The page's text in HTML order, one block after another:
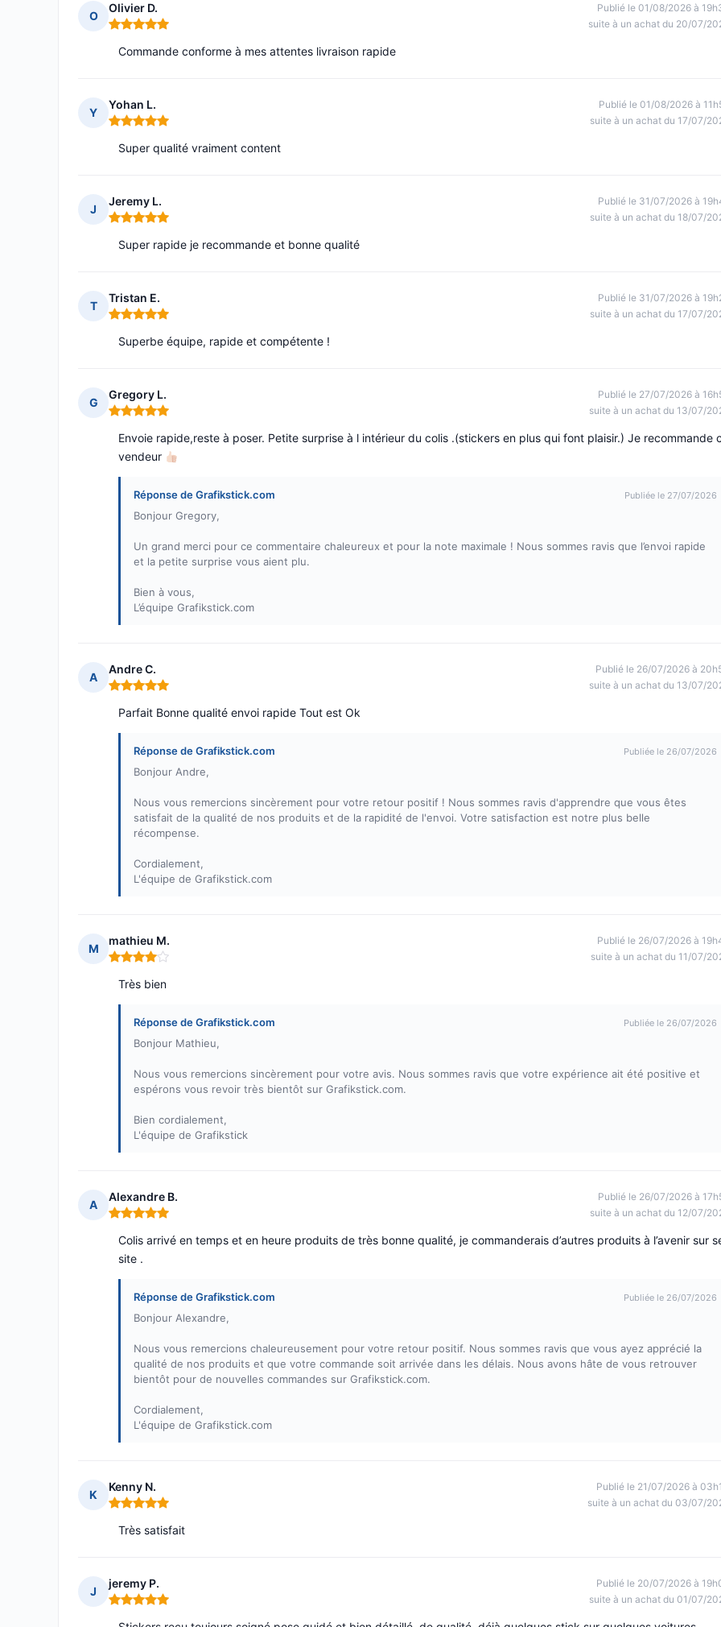
O
Olivier D.
Note : 5 sur 5
Publié le 01/08/2026 à
suite à un achat du 20/07/
Commande conforme à mes attentes livraison rapide
Y
Yohan L.
Note : 5 sur 5
Publié le 01/08/2026 à
suite à un achat du 17/07/
Super qualité vraiment content
J
Jeremy L.
Note : 5 sur 5
Publié le 31/07/2026 à
suite à un achat du 18/07/
Super rapide je recommande et bonne qualité
T
Tristan E.
Note : 5 sur 5
Publié le 31/07/2026 à
suite à un achat du 17/07/
Superbe équipe, rapide et compétente !
G
Gregory L.
Note : 5 sur 5
Publié le 27/07/2026 à
suite à un achat du 13/07/
Envoie rapide,reste à poser. Petite surprise à l intérieur du colis .(stickers en plus qui font plaisir.) Je recommande
vendeur
Réponse de Grafikstick.com Publiée le 27/07/2026
Bonjour Gregory,
Un grand merci pour ce commentaire chaleureux et pour la note maximale ! Nous sommes ravis que l’envoi rapide
et la petite surprise vous aient plu.
Bien à vous,
L’équipe Grafikstick.com
A
Andre C.
Note : 5 sur 5
Publié le 26/07/2026 à
suite à un achat du 13/07/
Parfait Bonne qualité envoi rapide Tout est Ok
Réponse de Grafikstick.com Publiée le 26/07/2026
Bonjour Andre,
Nous vous remercions sincèrement pour votre retour positif ! Nous sommes ravis d'apprendre que vous êtes
satisfait de la qualité de nos produits et de la rapidité de l'envoi. Votre satisfaction est notre plus belle
récompense.
Cordialement,
L'équipe de Grafikstick.com
M
mathieu M.
Note : 4 sur 5
Publié le 26/07/2026 à
suite à un achat du 11/07/
Très bien
Réponse de Grafikstick.com Publiée le 26/07/2026
Bonjour Mathieu,
Nous vous remercions sincèrement pour votre avis. Nous sommes ravis que votre expérience ait été positive et
espérons vous revoir très bientôt sur Grafikstick.com.
Bien cordialement,
L'équipe de Grafikstick
A
Alexandre B.
Note : 5 sur 5
Publié le 26/07/2026 à
suite à un achat du 12/07/
Colis arrivé en temps et en heure produits de très bonne qualité, je commanderais d’autres produits à l’avenir sur
site .
Réponse de Grafikstick.com Publiée le 26/07/2026
Bonjour Alexandre,
Nous vous remercions chaleureusement pour votre retour positif. Nous sommes ravis que vous ayez apprécié la
qualité de nos produits et que votre commande soit arrivée dans les délais. Nous avons hâte de vous retrouver
bientôt pour de nouvelles commandes sur Grafikstick.com.
Cordialement,
L'équipe de Grafikstick.com
K
Kenny N.
Note : 5 sur 5
Publié le 21/07/2026 à
suite à un achat du 03/07/
Très satisfait
J
jeremy P.
Note : 5 sur 5
Publié le 20/07/2026 à
suite à un achat du 01/07/